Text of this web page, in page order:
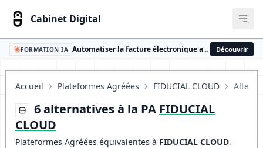
Cabinet Digital
FORMATION IA Automatiser la facture électronique avec l'IA Découvrir
Accueil Plateformes Agréées FIDUCIAL CLOUD
6 alternatives à la PA FIDUCIAL
CLOUD
Plateformes Agréées équivalentes à FIDUCIAL CLOUD,